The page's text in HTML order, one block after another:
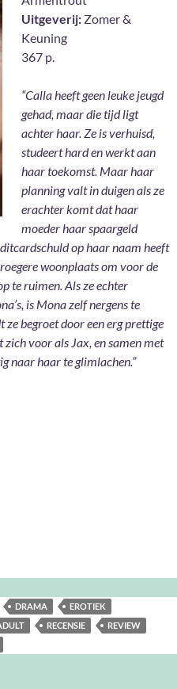
Uitgeverij: Zomer &
Keuning
367 p.
“Calla heeft geen leuke jeugd
gehad, maar die tijd ligt
achter haar. Ze is verhuisd,
studeert hard en werkt aan
haar toekomst. Maar haar
planning valt in duigen als ze
erachter komt dat haar
moeder haar spaargeld
op haar naam heeft
woonplaats om voor de
te ruimen. Als ze echter
is Mona zelf nergens te
begroet door een erg prettige
voor als Jax, en samen met
naar haar te glimlachen.”
L. Armentrout
DRAMA
EROTIEK
RECENSIE
REVIEW